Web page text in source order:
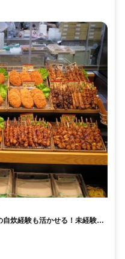
自炊経験も活かせる！未経験か